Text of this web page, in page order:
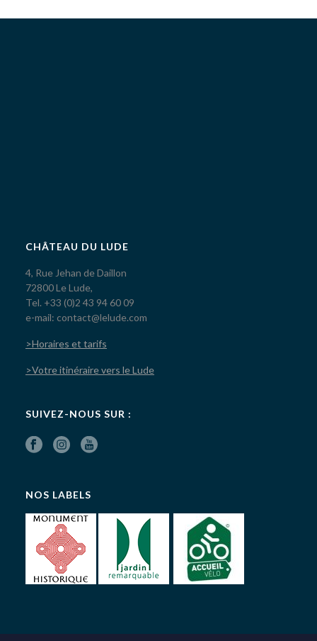
CHÂTEAU DU LUDE
4, Rue Jehan de Daillon
72800 Le Lude,
Tel. +33 (0)2 43 94 60 09
e-mail: contact@lelude.com
>Horaires et tarifs
>Votre itinéraire vers le Lude
SUIVEZ-NOUS SUR :
NOS LABELS